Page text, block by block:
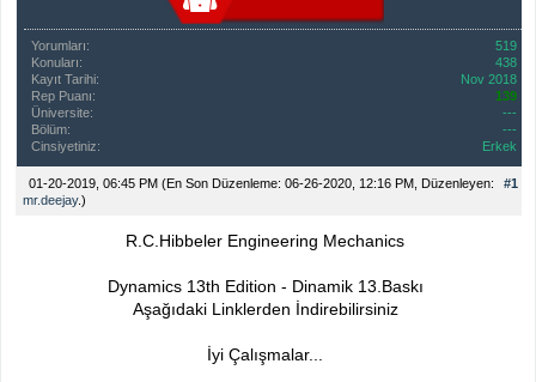
Yorumları:
519
Konuları:
438
Kayıt Tarihi:
Nov 2018
Rep Puanı:
139
Üniversite:
---
Bölüm:
---
Cinsiyetiniz:
Erkek
#1
01-20-2019, 06:45 PM (En Son Düzenleme: 06-26-2020, 12:16 PM, Düzenleyen:
mr.deejay.)
R.C.Hibbeler Engineering Mechanics
Dynamics 13th Edition - Dinamik 13.Baskı
Aşağıdaki Linklerden İndirebilirsiniz
İyi Çalışmalar...